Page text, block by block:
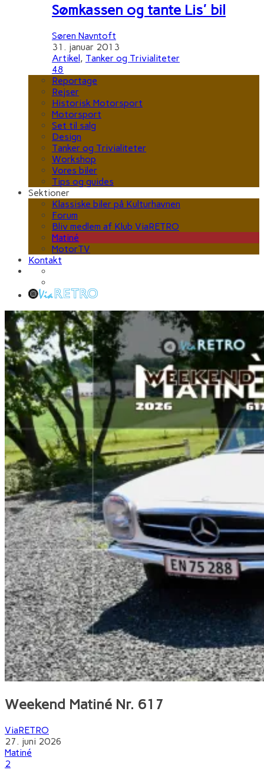
Sømkassen og tante Lis' bil
Søren Navntoft
31. januar 2013
Artikel, Tanker og Trivialiteter
48
Reportage
Rejser
Historisk Motorsport
Motorsport
Set til salg
Design
Tanker og Trivialiteter
Workshop
Vores biler
Tips og guides
Sektioner
Klassiske biler på Kulturhavnen
Forum
Bliv medlem af Klub ViaRETRO
Matiné
MotorTV
Kontakt
Weekend Matiné Nr. 617
ViaRETRO
27. juni 2026
Matiné
2